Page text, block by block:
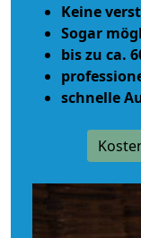
Keine
Sogar
bis zu ca.
schnelle